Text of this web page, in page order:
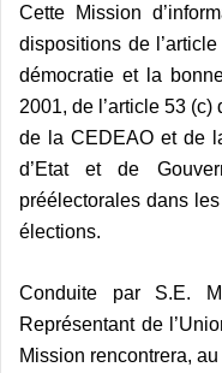
Cette Mission
dispositions de
démocratie et la
2001, de l’article 53
de la CEDEAO et de
d’Etat et de
préélectorales dans
élections.
Conduite par S.E.
Représentant de
Mission rencontrera,